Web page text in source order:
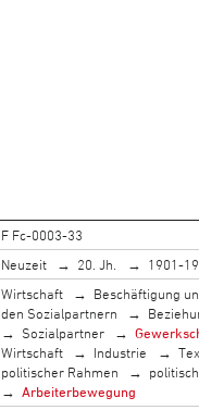
F Fc-0003-33
Neuzeit 20. Jh. 1901-
Wirtschaft Beschäftigung
den Sozialpartnern
Sozialpartner
Wirtschaft
Industrie
politischer Rahmen
Arbeiterbewegung